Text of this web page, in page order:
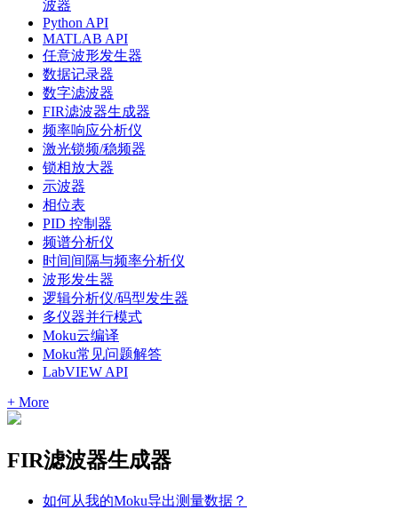
波器
Python API
MATLAB API
任意波形发生器
数据记录器
数字滤波器
FIR滤波器生成器
频率响应分析仪
激光锁频/稳频器
锁相放大器
示波器
相位表
PID 控制器
频谱分析仪
时间间隔与频率分析仪
波形发生器
逻辑分析仪/码型发生器
多仪器并行模式
Moku云编译
Moku常见问题解答
LabVIEW API
+ More
FIR滤波器生成器
如何从我的Moku导出测量数据？